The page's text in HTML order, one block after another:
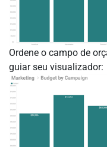
Ordene o campo de
guiar seu visualizador: